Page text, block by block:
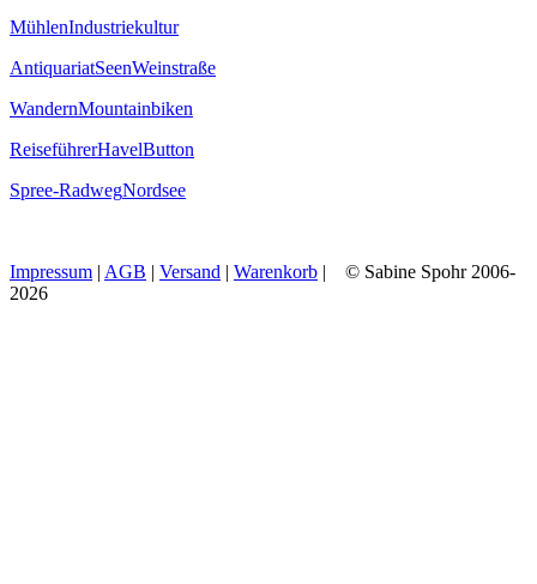
MühlenIndustriekultur
AntiquariatSeenWeinstraße
WandernMountainbiken
ReiseführerHavelButton
Spree-RadwegNordsee
Impressum | AGB | Versand | Warenkorb | © Sabine Spohr 2006-
2026